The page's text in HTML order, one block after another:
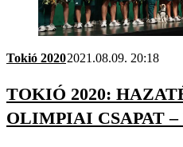
Tokió 20202021.08.09. 20:18
TOKIÓ 2020:
OLIMPIAI CSAPAT